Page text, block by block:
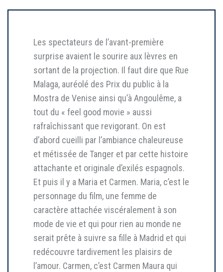
Les spectateurs de l’avant-première
surprise avaient le sourire aux lèvres en
sortant de la projection. Il faut dire que Rue
Malaga, auréolé des Prix du public à la
Mostra de Venise ainsi qu’à Angoulême, a
tout du « feel good movie » aussi
rafraîchissant que revigorant. On est
d’abord cueilli par l’ambiance chaleureuse
et métissée de Tanger et par cette histoire
attachante et originale d’exilés espagnols.
Et puis il y a Maria et Carmen. Maria, c’est le
personnage du film, une femme de
caractère attachée viscéralement à son
mode de vie et qui pour rien au monde ne
serait prête à suivre sa fille à Madrid et qui
redécouvre tardivement les plaisirs de
l’amour. Carmen, c’est Carmen Maura qui